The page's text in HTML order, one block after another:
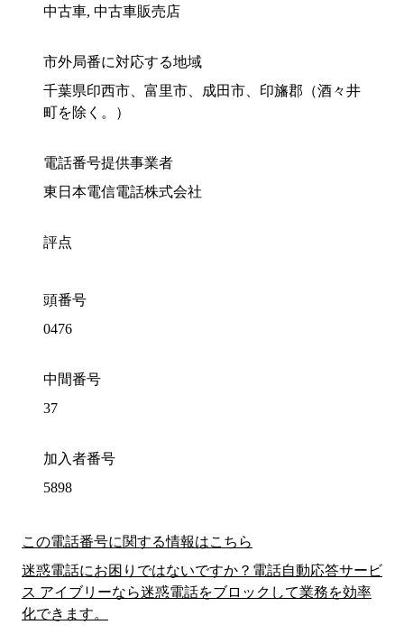
中古車, 中古車販売店
市外局番に対応する地域
千葉県印西市、富里市、成田市、印旛郡（酒々井
町を除く。）
電話番号提供事業者
東日本電信電話株式会社
評点
頭番号
0476
中間番号
37
加入者番号
5898
この電話番号に関する情報はこちら
迷惑電話にお困りではないですか？電話自動応答サービ
ス アイブリーなら迷惑電話をブロックして業務を効率
化できます。